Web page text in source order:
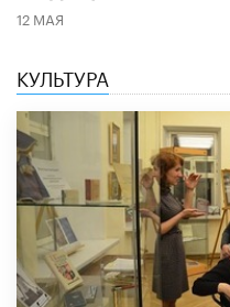
12 МАЯ
КУЛЬТУРА